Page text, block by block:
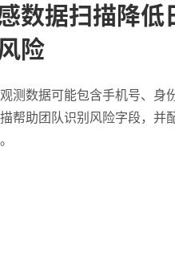
数据扫描降低
险
测数据可能包含手机号、身
帮助团队识别风险字段，并